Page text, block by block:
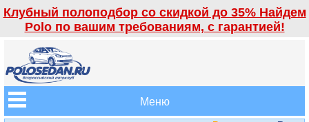
Клубный полоподбор со скидкой до 35% Найдем
Polo по вашим требованиям, с гарантией!
Меню